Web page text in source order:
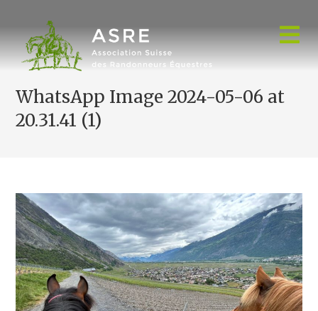
content
WhatsApp Image 2024-05-06 at
20.31.41 (1)